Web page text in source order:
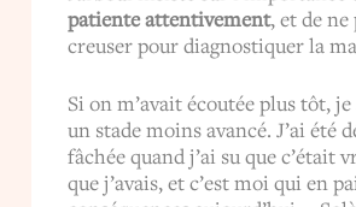
patiente attentivement, et de ne
creuser pour diagnostiquer la
Si on m’avait écoutée plus tôt,
un stade moins avancé. J’ai été
fâchée quand j’ai su que c’était
que j’avais, et c’est moi qui en